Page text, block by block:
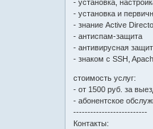
- установка,
- установка и
- знание Active
- антиспам-защита
- антивирусная
- знаком с SSH,
стоимость услуг:
- от 1500 руб. за
- абонентское
--------------------------
Контакты: